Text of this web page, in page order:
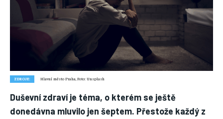
Nic není tak důležité, jako vaše zdraví.
Náš web nabízí komplexní informace a rady pro zdravý životní
styl, zahrnující nejnovější poznatky o různých onemocněních,
přínosné zdravotní praktiky, techniky jógy a rady pro
vyváženou stravu.
ZDROJE: Hlavní město Praha, Foto: Unsplash
Duševní zdraví je téma, o kterém se ještě
donedávna mluvilo jen šeptem. Přestože každý z